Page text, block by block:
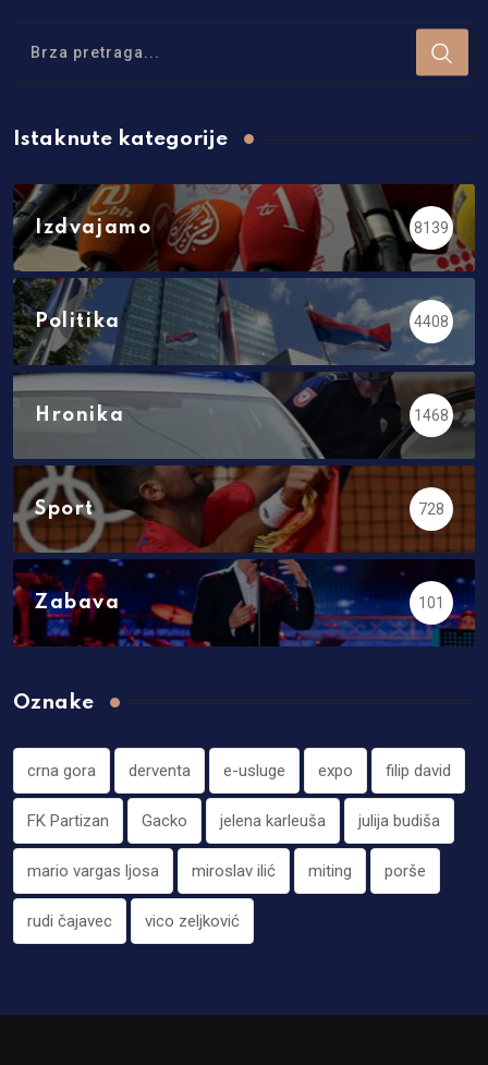
Istaknute kategorije
Izdvajamo 8139
Politika 4408
Hronika 1468
Sport 728
Zabava 101
Oznake
crna gora derventa e-usluge expo filip david
FK Partizan Gacko jelena karleuša julija budiša
mario vargas ljosa miroslav ilić miting porše
rudi čajavec vico zeljković